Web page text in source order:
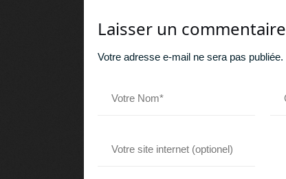
Laisser un commentaire
Votre adresse e-mail ne sera pas publiée.